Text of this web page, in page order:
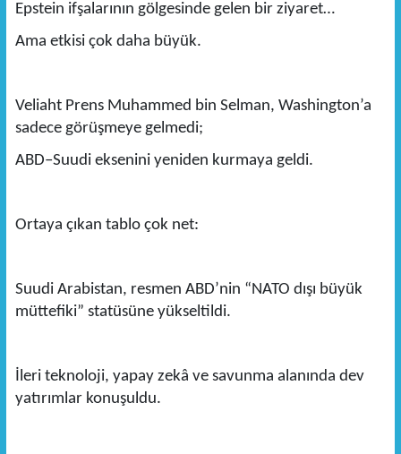
Epstein ifşalarının gölgesinde gelen bir ziyaret…
Ama etkisi çok daha büyük.
Veliaht Prens Muhammed bin Selman, Washington’a
sadece görüşmeye gelmedi;
ABD–Suudi eksenini yeniden kurmaya geldi.
Ortaya çıkan tablo çok net:
Suudi Arabistan, resmen ABD’nin “NATO dışı büyük
müttefiki” statüsüne yükseltildi.
İleri teknoloji, yapay zekâ ve savunma alanında dev
yatırımlar konuşuldu.